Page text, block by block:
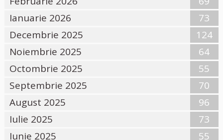
Ianuarie 2026
73
Decembrie 2025
124
Noiembrie 2025
64
Octombrie 2025
55
Septembrie 2025
70
August 2025
96
Iulie 2025
73
Iunie 2025
55